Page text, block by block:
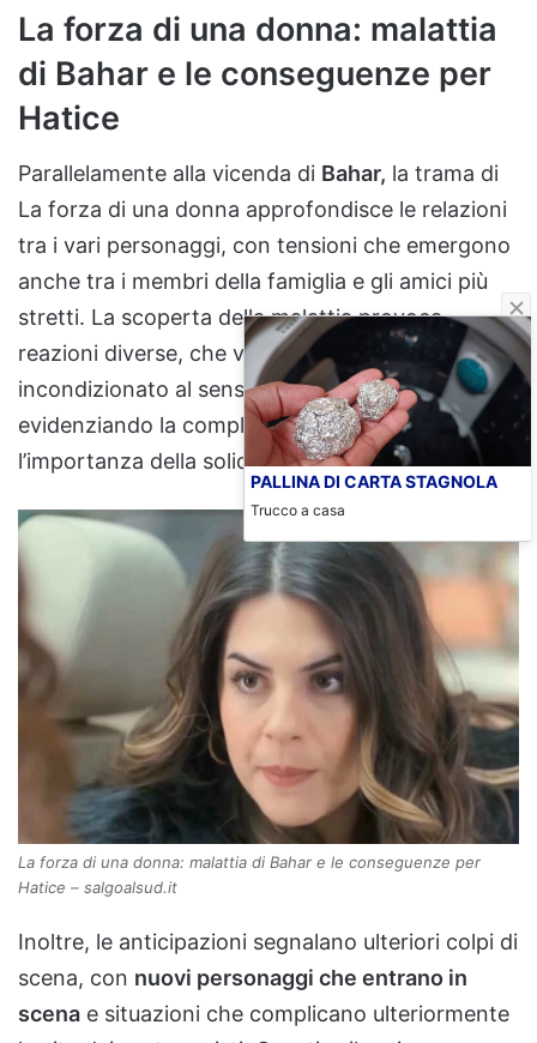
La forza di una donna: malattia
di Bahar e le conseguenze per
Hatice
Parallelamente alla vicenda di Bahar, la trama di
La forza di una donna approfondisce le relazioni
tra i vari personaggi, con tensioni che emergono
anche tra i membri della famiglia e gli amici più
stretti. La scoperta della malattia provoca
reazioni diverse, che vanno dal sostegno
incondizionato al senso di impotenza,
evidenziando la complessità dei legami umani e
l’importanza della solidarietà.
La forza di una donna: malattia di Bahar e le conseguenze per
Hatice – salgoalsud.it
Inoltre, le anticipazioni segnalano ulteriori colpi di
scena, con nuovi personaggi che entrano in
scena e situazioni che complicano ulteriormente
PALLINA DI CARTA STAGNOLA
Trucco a casa